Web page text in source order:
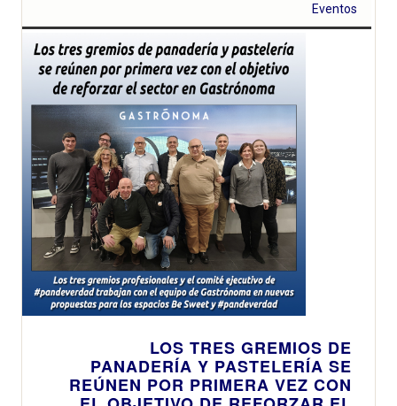
Eventos
LOS TRES GREMIOS DE
PANADERÍA Y PASTELERÍA SE
REÚNEN POR PRIMERA VEZ CON